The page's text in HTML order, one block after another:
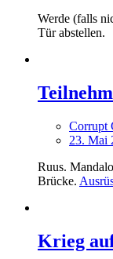
Werde (falls
Tür abstellen.
Corrupt
23. Mai
Ruus.
Brücke.
Krieg